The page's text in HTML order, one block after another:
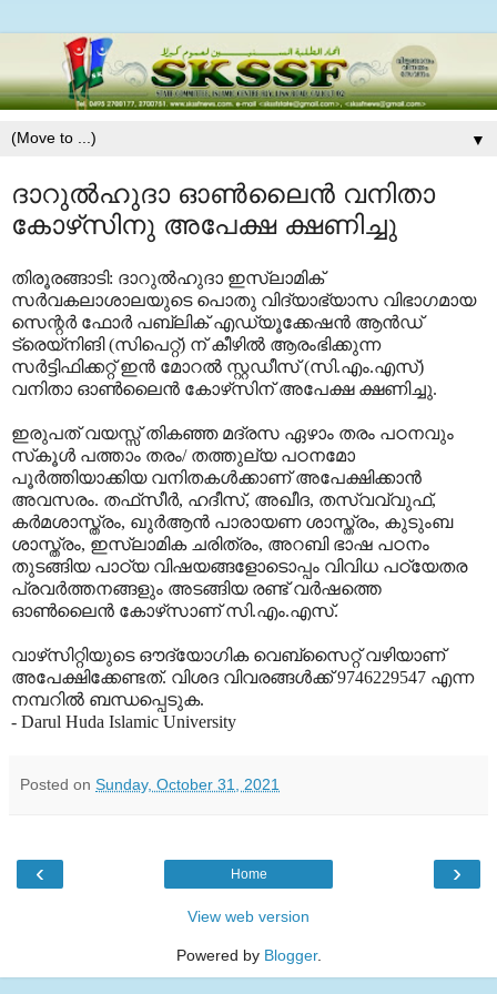
▼
ദാറുല്‍ഹുദാ ഓണ്‍ലൈന്‍ വനിതാ
കോഴ്‌സിനു അപേക്ഷ ക്ഷണിച്ചു
തിരൂരങ്ങാടി: ദാറുല്‍ഹുദാ ഇസ്‌ലാമിക്
സര്‍വകലാശാലയുടെ പൊതു വിദ്യാഭ്യാസ വിഭാഗമായ
സെന്റര്‍ ഫോര്‍ പബ്ലിക് എഡ്യൂക്കേഷന്‍ ആന്‍ഡ്
ട്രെയ്‌നിങി (സിപെറ്റ്) ന് കീഴില്‍ ആരംഭിക്കുന്ന
സര്‍ട്ടിഫിക്കറ്റ് ഇന്‍ മോറല്‍ സ്റ്റഡീസ് (സി.എം.എസ്)
വനിതാ ഓണ്‍ലൈന്‍ കോഴ്‌സിന് അപേക്ഷ ക്ഷണിച്ചു.
ഇരുപത് വയസ്സ് തികഞ്ഞ മദ്രസ ഏഴാം തരം പഠനവും
സ്‌കൂള്‍ പത്താം തരം/ തത്തുല്യ പഠനമോ
പൂര്‍ത്തിയാക്കിയ വനിതകള്‍ക്കാണ് അപേക്ഷിക്കാന്‍
അവസരം. തഫ്‌സീര്‍, ഹദീസ്, അഖീദ, തസ്വവ്വുഫ്,
കര്‍മശാസ്ത്രം, ഖുര്‍ആന്‍ പാരായണ ശാസ്ത്രം, കുടുംബ
ശാസ്ത്രം, ഇസ്‌ലാമിക ചരിത്രം, അറബി ഭാഷ പഠനം
തുടങ്ങിയ പാഠ്യ വിഷയങ്ങളോടൊപ്പം വിവിധ പഠ്യേതര
പ്രവര്‍ത്തനങ്ങളും അടങ്ങിയ രണ്ട് വര്‍ഷത്തെ
ഓണ്‍ലൈന്‍ കോഴ്‌സാണ് സി.എം.എസ്.
വാഴ്‌സിറ്റിയുടെ ഔദ്യോഗിക വെബ്‌സൈറ്റ് വഴിയാണ്
അപേക്ഷിക്കേണ്ടത്. വിശദ വിവരങ്ങള്‍ക്ക് 9746229547 എന്ന
നമ്പറില്‍ ബന്ധപ്പെടുക.
- Darul Huda Islamic University
Posted on Sunday, October 31, 2021
‹ ›
Home
View web version
Powered by Blogger.